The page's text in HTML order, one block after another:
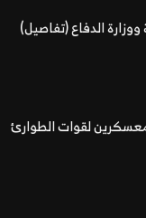
الدفاع (تفاصيل)
معسكرين لقوات الطوارئ